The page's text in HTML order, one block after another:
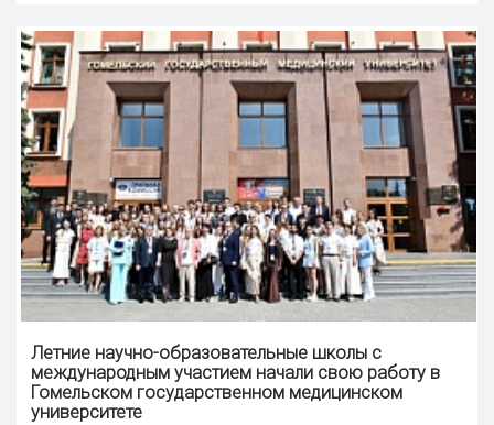
Летние научно-образовательные школы с
международным участием начали свою работу в
Гомельском государственном медицинском
университете